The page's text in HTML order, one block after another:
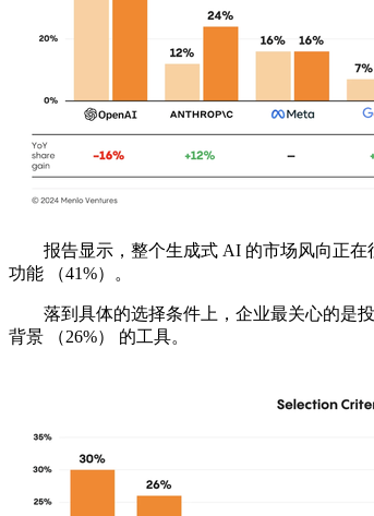
报告显示，整个生成式 AI 的市场风向正在往
功能 （41%）。
落到具体的选择条件上，企业最关心的是投
背景 （26%） 的工具。